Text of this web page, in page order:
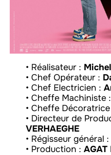
• Réalisateur :
• Chef Opérateur :
• Chef Electricien :
• Cheffe Machiniste :
• Cheffe
• Directeur de
VERHAEGHE
• Régisseur général :
• Production : AGAT